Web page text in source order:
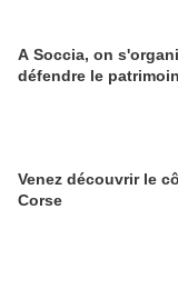
A Soccia, on
défendre le
Venez découvrir le
Corse